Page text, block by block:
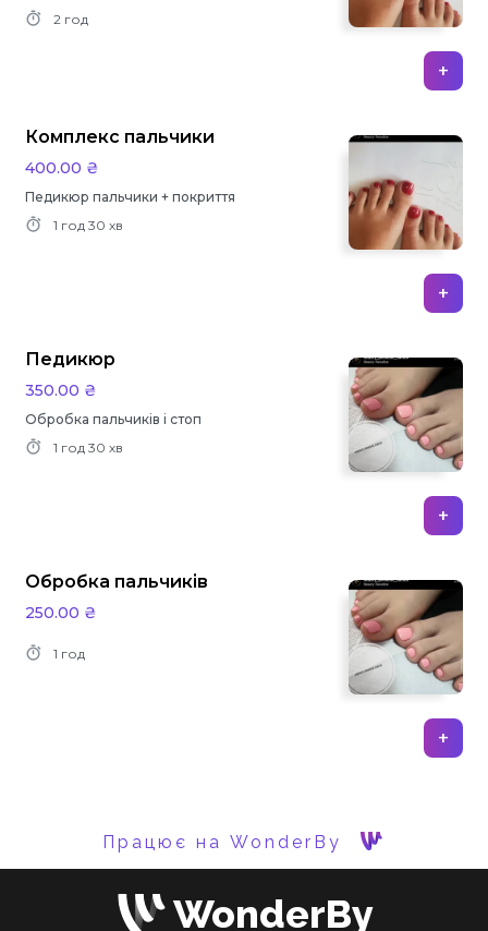
2 год
+
Комплекс пальчики
400.00 ₴
Педикюр пальчики + покриття
1 год 30 хв
+
Педикюр
350.00 ₴
Обробка пальчиків і стоп
1 год 30 хв
+
Обробка пальчиків
250.00 ₴
1 год
+
Працює на WonderBy
WonderBy